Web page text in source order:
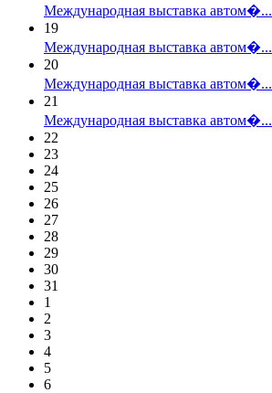
Международная выставка автом�...
19
Международная выставка автом�...
20
Международная выставка автом�...
21
Международная выставка автом�...
22
23
24
25
26
27
28
29
30
31
1
2
3
4
5
6